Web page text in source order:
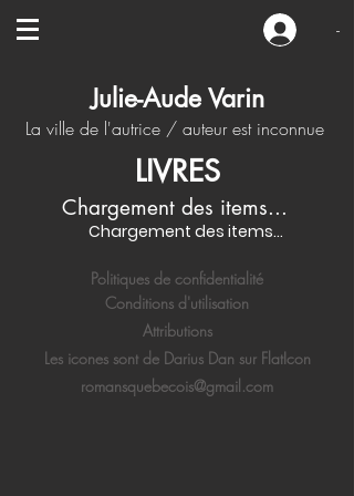
-
Julie-Aude Varin
La ville de l'autrice / auteur est inconnue
LIVRES
Chargement des items...
Chargement des items...
Politiques de confidentialité
Conditions d'utilisation
Attributions
Les icones sont de Darius Dan sur FlatIcon
romansquebecois@gmail.com